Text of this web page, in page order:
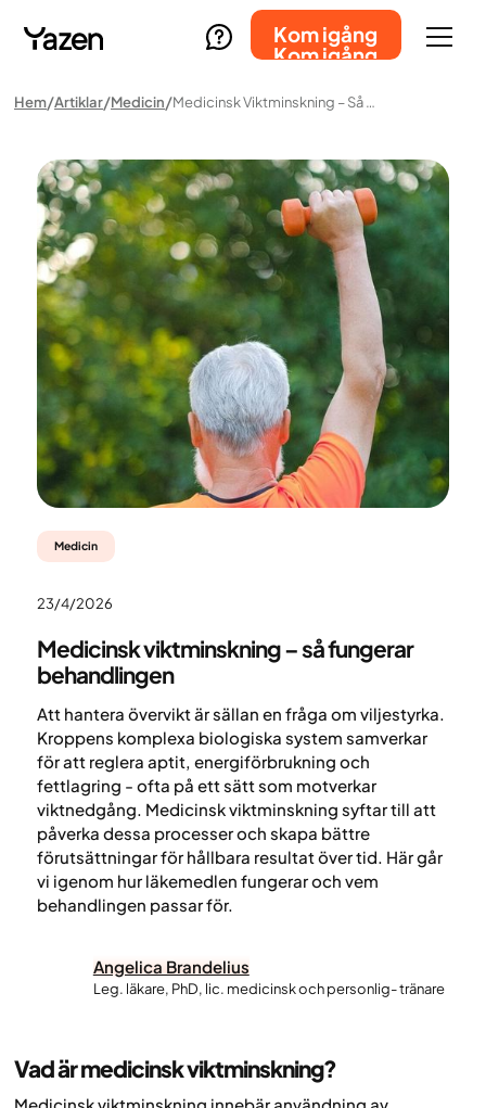
Kom igång
Kom igång
Hem Artiklar Medicin Medicinsk Viktminskning – Så Fungerar Behandlingen
Medicin
23/4/2026
Medicinsk viktminskning – så fungerar
behandlingen
Att hantera övervikt är sällan en fråga om viljestyrka.
Kroppens komplexa biologiska system samverkar
för att reglera aptit, energiförbrukning och
fettlagring - ofta på ett sätt som motverkar
viktnedgång. Medicinsk viktminskning syftar till att
påverka dessa processer och skapa bättre
förutsättningar för hållbara resultat över tid. Här går
vi igenom hur läkemedlen fungerar och vem
behandlingen passar för.
Angelica Brandelius
Leg. läkare, PhD, lic. medicinsk och personlig- tränare
Vad är medicinsk viktminskning?